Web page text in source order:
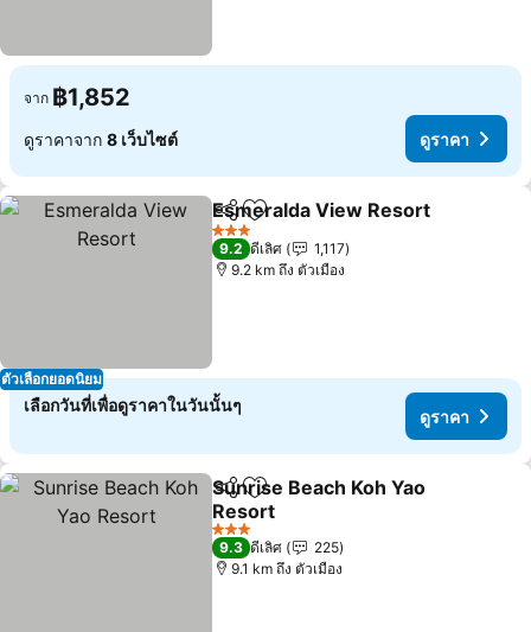
จาก ฿1,852
ดูราคาจาก 8 เว็บไซต์ ดูราคา
ตัวเลือกยอดนิยม
แชร์ เพิ่มในรายการโปรด
Esmeralda View Resort
3 ดาว
9.2 ดีเลิศ
1,117
9.2 km ถึง ตัวเมือง
เลือกวันที่เพื่อดูราคาในวันนั้นๆ
ดูราคา
แชร์ เพิ่มในรายการโปรด
Sunrise Beach Koh Yao
Resort
ดูราคา
3 ดาว
9.3 ดีเลิศ
225
9.1 km ถึง ตัวเมือง